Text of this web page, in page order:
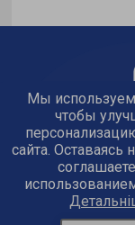
Тип
Коллекция:
Мы
чтобы
сайта. Оставаясь